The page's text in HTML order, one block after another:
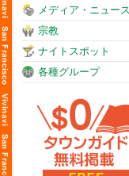
メディア・ニュース
宗教
ナイトスポット
各種グループ